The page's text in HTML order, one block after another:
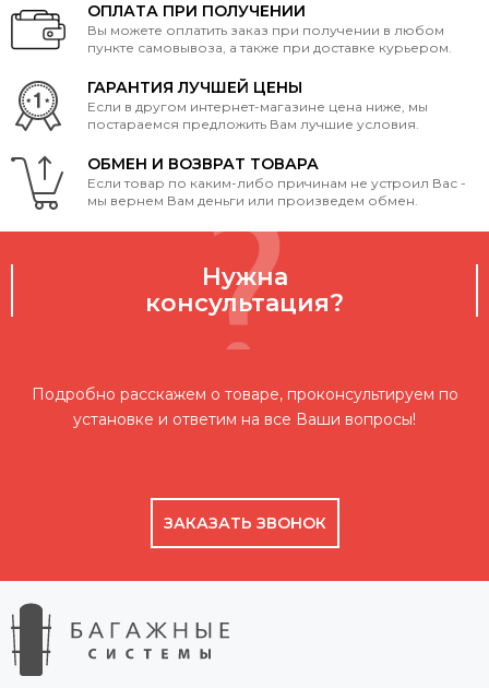
ОПЛАТА ПРИ ПОЛУЧЕНИИ
Вы можете оплатить заказ при получении в любом
пункте самовывоза, а также при доставке курьером.
ГАРАНТИЯ ЛУЧШЕЙ ЦЕНЫ
Если в другом интернет-магазине цена ниже, мы
постараемся предложить Вам лучшие условия.
ОБМЕН И ВОЗВРАТ ТОВАРА
Если товар по каким-либо причинам не устроил Вас -
мы вернем Вам деньги или произведем обмен.
Нужна
консультация?
Подробно расскажем о товаре, проконсультируем по
установке и ответим на все Ваши вопросы!
ЗАКАЗАТЬ ЗВОНОК